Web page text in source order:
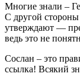
Многие знали –
С другой
утверждают —
ведь это не
Сослан – это
ссылка! Всякий